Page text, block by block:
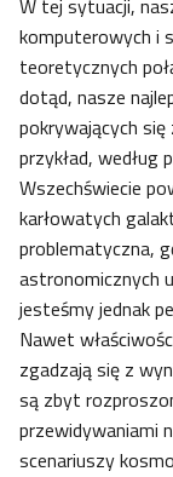
W tej sytuacji,
komputerowych i
teoretycznych
dotąd, nasze
pokrywających
przykład, według
Wszechświecie
karłowatych
problematyczna,
astronomicznych
jesteśmy jednak
Nawet
zgadzają się z
są zbyt
przewidywaniami
scenariuszy